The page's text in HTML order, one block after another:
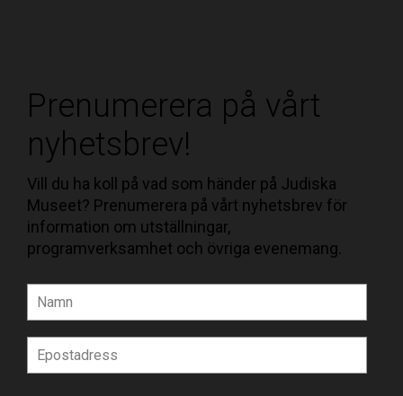
Prenumerera på vårt
nyhetsbrev!
Vill du ha koll på vad som händer på Judiska
Museet? Prenumerera på vårt nyhetsbrev för
information om utställningar,
programverksamhet och övriga evenemang.